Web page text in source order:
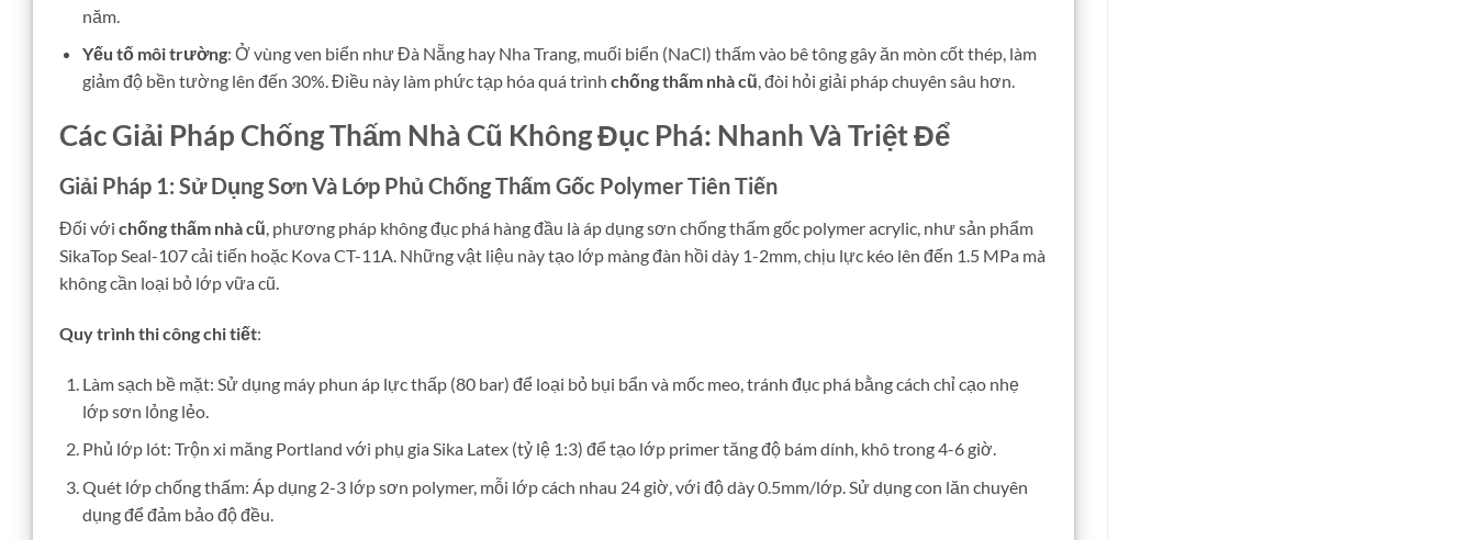
năm.
Yếu tố môi trường: Ở vùng ven biển như Đà Nẵng hay Nha Trang, muối biển (NaCl) thấm vào bê tông gây ăn mòn cốt thép, làm
giảm độ bền tường lên đến 30%. Điều này làm phức tạp hóa quá trình chống thấm nhà cũ, đòi hỏi giải pháp chuyên sâu hơn.
Các Giải Pháp Chống Thấm Nhà Cũ Không Đục Phá: Nhanh Và Triệt Để
Giải Pháp 1: Sử Dụng Sơn Và Lớp Phủ Chống Thấm Gốc Polymer Tiên Tiến
Đối với chống thấm nhà cũ, phương pháp không đục phá hàng đầu là áp dụng sơn chống thấm gốc polymer acrylic, như sản phẩm
SikaTop Seal-107 cải tiến hoặc Kova CT-11A. Những vật liệu này tạo lớp màng đàn hồi dày 1-2mm, chịu lực kéo lên đến 1.5 MPa mà
không cần loại bỏ lớp vữa cũ.
Quy trình thi công chi tiết:
Làm sạch bề mặt: Sử dụng máy phun áp lực thấp (80 bar) để loại bỏ bụi bẩn và mốc meo, tránh đục phá bằng cách chỉ cạo nhẹ
lớp sơn lỏng lẻo.
Phủ lớp lót: Trộn xi măng Portland với phụ gia Sika Latex (tỷ lệ 1:3) để tạo lớp primer tăng độ bám dính, khô trong 4-6 giờ.
Quét lớp chống thấm: Áp dụng 2-3 lớp sơn polymer, mỗi lớp cách nhau 24 giờ, với độ dày 0.5mm/lớp. Sử dụng con lăn chuyên
dụng để đảm bảo độ đều.